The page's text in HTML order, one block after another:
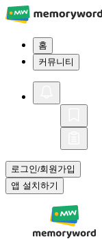
홈
커뮤니티
로그인/회원가입
앱 설치하기